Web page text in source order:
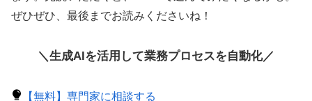
ぜひぜひ、最後までお読みくださいね！
＼生成AIを活用して業務プロセスを自動化／
【無料】専門家に相談する